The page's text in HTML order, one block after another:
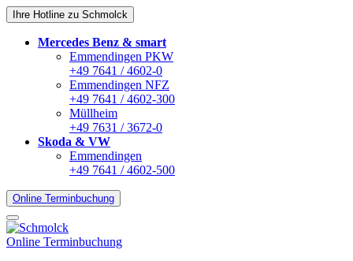
Ihre Hotline zu Schmolck
Mercedes Benz & smart
Emmendingen PKW
+49 7641 / 4602-0
Emmendingen NFZ
+49 7641 / 4602-300
Müllheim
+49 7631 / 3672-0
Skoda & VW
Emmendingen
+49 7641 / 4602-500
Online Terminbuchung
Online Terminbuchung